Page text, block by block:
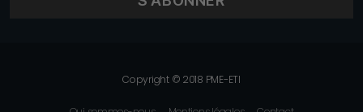
Copyright © 2018 PME-ETI